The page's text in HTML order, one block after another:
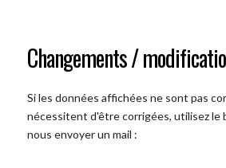
Changements /
Si les données affichées ne sont pas
nécessitent d'être corrigées, utilisez le
nous envoyer un mail :